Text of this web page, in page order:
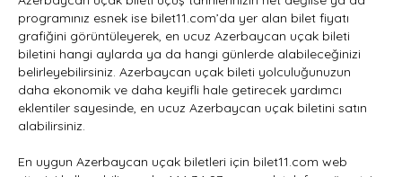
programınız esnek ise bilet11.com’da yer alan bilet fiyatı
grafiğini görüntüleyerek, en ucuz Azerbaycan uçak bileti
biletini hangi aylarda ya da hangi günlerde alabileceğinizi
belirleyebilirsiniz. Azerbaycan uçak bileti yolculuğunuzun
daha ekonomik ve daha keyifli hale getirecek yardımcı
eklentiler sayesinde, en ucuz Azerbaycan uçak biletini satın
alabilirsiniz.
En uygun Azerbaycan uçak biletleri için bilet11.com web